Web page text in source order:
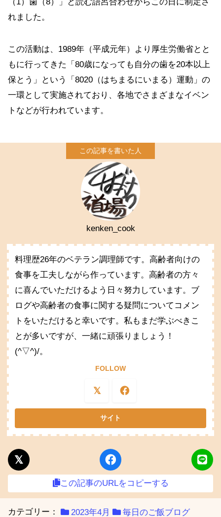
れました。
この活動は、1989年（平成元年）より厚生労働省とと
もに行ってきた「80歳になっても自分の歯を20本以上
保とう」という「8020（はちまるにいまる）運動」の
一環として実施されており、各地でさまざまなイベン
トなどが行われています。
kenken_cook
料理歴26年のベテラン調理師です。高齢者向けの
食事を工夫しながら作っています。高齢者の方々
に喜んでいただけるよう日々努力しています。ブ
ログや高齢者の食事に関する疑問についてコメン
トをいただけると幸いです。私もまだ学ぶべきこ
とが多いですが、一緒に頑張りましょう！
(^▽^)/。
FOLLOW
この記事のURLをコピーする
カテゴリー： 2023年4月 毎日のご飯ブログ